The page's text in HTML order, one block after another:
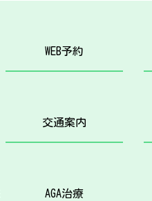
WEB予約
交通案内
AGA治療